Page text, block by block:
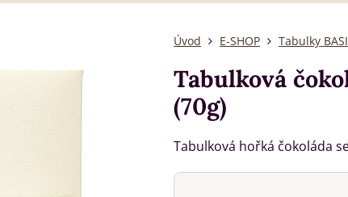
Úvod E-SHOP Tabulky
Tabulková
(70g)
Tabulková hořká čokoláda